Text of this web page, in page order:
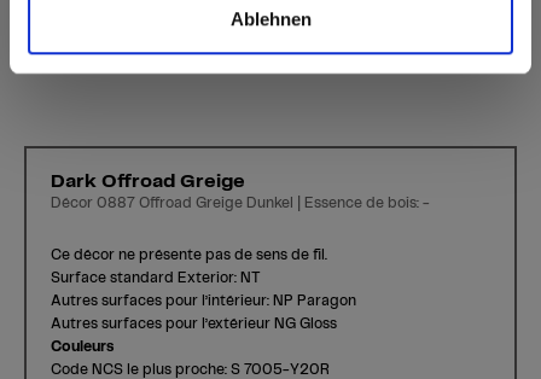
Ablehnen
Dark Offroad Greige
Décor 0887 Offroad Greige Dunkel | Essence de bois: -
Ce décor ne présente pas de sens de fil.
Surface standard Exterior: NT
Autres surfaces pour l’intérieur: NP Paragon
Autres surfaces pour l’extérieur NG Gloss
Couleurs
Code NCS le plus proche: S 7005-Y20R